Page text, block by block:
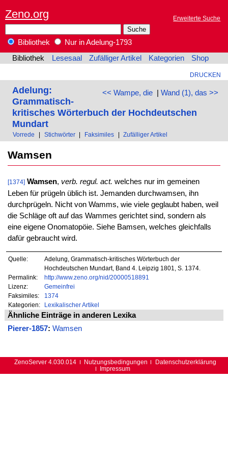
Zeno.org Erweiterte Suche
Bibliothek
Nur in Adelung-1793
Bibliothek
Lesesaal Zufälliger Artikel Kategorien Shop
DRUCKEN
<< Wampe, die| Wand (1), das >>
Adelung:
Grammatisch-
kritisches Wörterbuch der Hochdeutschen
Mundart
Vorrede Stichwörter Faksimiles Zufälliger Artikel
Wamsen
[1374] Wamsen, verb. regul. act. welches nur im gemeinen
Leben für prügeln üblich ist. Jemanden durchwamsen, ihn
durchprügeln. Nicht von Wamms, wie viele geglaubt haben, weil
die Schläge oft auf das Wammes gerichtet sind, sondern als
eine eigene Onomatopöie. Siehe Bamsen, welches gleichfalls
dafür gebraucht wird.
Quelle:
Adelung, Grammatisch-kritisches Wörterbuch der
Hochdeutschen Mundart, Band 4. Leipzig 1801, S. 1374.
Permalink:
http://www.zeno.org/nid/20000518891
Lizenz:
Gemeinfrei
Faksimiles:
1374
Kategorien:
Lexikalischer Artikel
Ähnliche Einträge in anderen Lexika
Pierer-1857: Wamsen
ZenoServer 4.030.014 Nutzungsbedingungen
Datenschutzerklärung
Impressum